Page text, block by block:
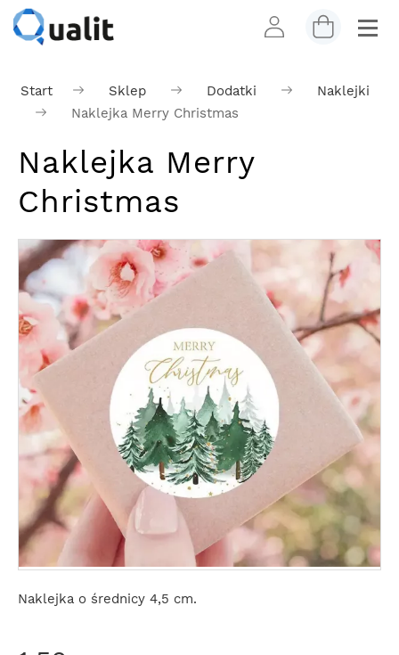
Start Sklep Dodatki
Naklejki
Naklejka Merry Christmas
Naklejka Merry
Christmas
Naklejka o średnicy 4,5 cm.